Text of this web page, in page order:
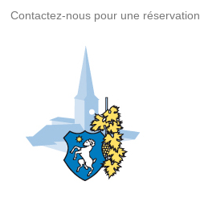
Contactez-nous pour une réservation.